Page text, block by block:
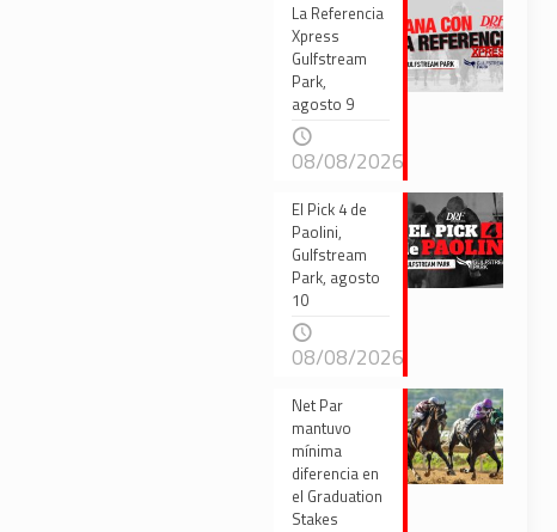
La Referencia
Xpress
Gulfstream
Park,
agosto 9
08/08/2026
El Pick 4 de
Paolini,
Gulfstream
Park, agosto
10
08/08/2026
Net Par
mantuvo
mínima
diferencia en
el Graduation
Stakes